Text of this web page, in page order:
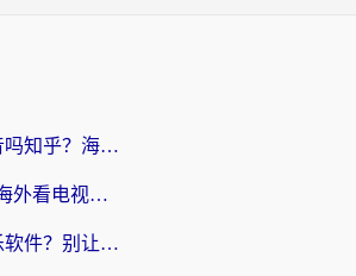
国外可以看央视影音吗知乎？海外党亲测有效的回国加速方案
海外党必看：选对“海外看电视剧软件”，再也不用愁国内剧刷不了
国外如何听国内音乐软件？别让地域限制，断了你的中文歌单